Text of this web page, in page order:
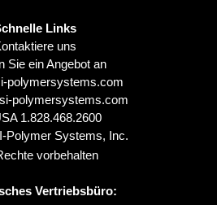
Links
uns
Sie ein Angebot an
polymersystems.com
polymersystems.com
1.828.468.2600
Polymer Systems, Inc.
vorbehalten
Vertriebsbüro: